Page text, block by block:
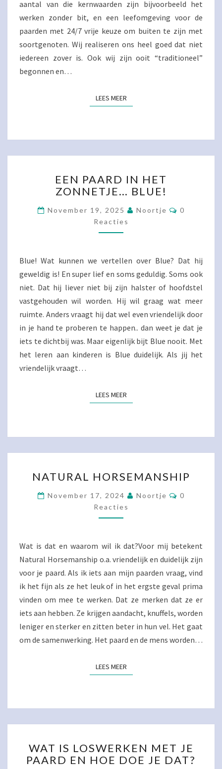
aantal van die kernwaarden zijn bijvoorbeeld het
werken zonder bit, en een leefomgeving voor de
paarden met 24/7 vrije keuze om buiten te zijn met
soortgenoten. Wij realiseren ons heel goed dat niet
iedereen zover is. Ook wij zijn ooit “traditioneel”
begonnen en…
LEES MEERLEES MEER
PAARD
IN
ZONNETJE…
BLUE!
EEN PAARD IN HET
ZONNETJE… BLUE!
November 19, 2025 Noortje Reacties
0
Reacties
Blue! Wat kunnen we vertellen over Blue? Dat hij
geweldig is! En super lief en soms geduldig. Soms ook
niet. Dat hij liever niet bij zijn halster of hoofdstel
vastgehouden wil worden. Hij wil graag wat meer
ruimte. Anders vraagt hij dat wel even vriendelijk door
in je hand te proberen te happen.. dan weet je dat je
iets te dichtbij was. Maar eigenlijk bijt Blue nooit. Met
het leren aan kinderen is Blue duidelijk. Als jij het
vriendelijk vraagt…
LEES MEERLEES MEER
HORSEMANSHIP
NATURAL HORSEMANSHIP
November 17, 2024 Noortje Reacties
0
Reacties
Wat is dat en waarom wil ik dat?Voor mij betekent
Natural Horsemanship o.a. vriendelijk en duidelijk zijn
voor je paard. Als ik iets aan mijn paarden vraag, vind
ik het fijn als ze het leuk of in het ergste geval prima
vinden om mee te werken. Dat ze merken dat ze er
iets aan hebben. Ze krijgen aandacht, knuffels, worden
leniger en sterker en zitten beter in hun vel. Het gaat
om de samenwerking. Het paard en de mens worden…
LEES MEERLEES MEER
IS
LOSWERKEN
WAT IS LOSWERKEN MET JE
PAARD EN HOE DOE JE DAT?